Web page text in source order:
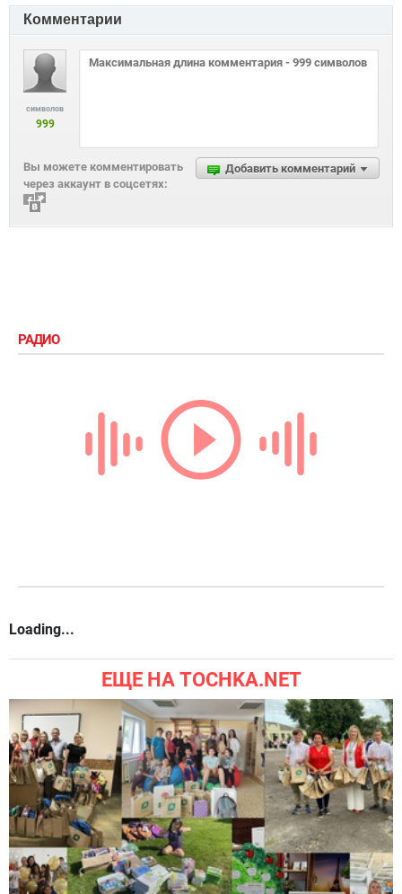
Комментарии
символов
999
Добавить комментарий
Вы можете комментировать
через аккаунт в соцсетях:
РАДИО
Loading...
ЕЩЕ НА TOCHKA.NET